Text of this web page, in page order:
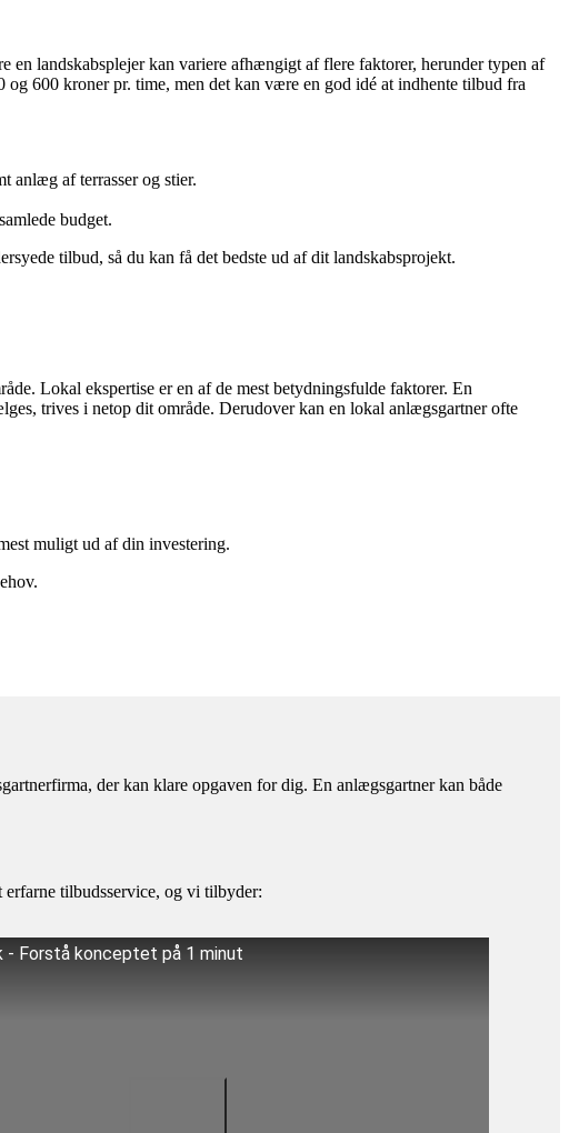
landskabsplejer kan variere afhængigt af flere faktorer, herunder typen af
600 kroner pr. time, men det kan være en god idé at indhente tilbud fra
anlæg af terrasser og stier.
budget.
tilbud, så du kan få det bedste ud af dit landskabsprojekt.
Lokal ekspertise er en af de mest betydningsfulde faktorer. En
trives i netop dit område. Derudover kan en lokal anlægsgartner ofte
muligt ud af din investering.
der kan klare opgaven for dig. En anlægsgartner kan både
tilbudsservice, og vi tilbyder:
- Forstå konceptet på 1 minut